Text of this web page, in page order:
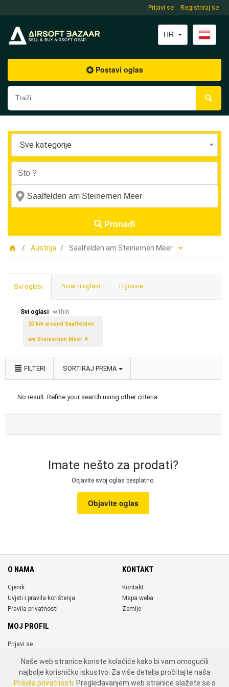
Prijavi se Registriraj se
HR
Postavi oglas
Sve kategorije
Pronađi
Austrija Saalfelden am Steinernen Meer
Svi oglasi Privatni oglasi Trgovine
Svi oglasi within
20 km around Saalfelden
am Steinernen Meer
FILTERI SORTIRAJ PREMA
No result. Refine your search using other criteria.
Imate nešto za prodati?
Objavite svoj oglas besplatno.
Objavite oglas
O NAMA
Cjenik
Uvjeti i pravila korištenja
Pravila privatnosti
KONTAKT
Kontakt
Mapa weba
Zemlje
MOJ PROFIL
Prijavi se
DRUŠTVENE MREŽE
Naše web stranice koriste kolačiće kako bi vam omogućili
najbolje korisničko iskustvo. Za više detalja pročitajte naša
Pravila privatnosti . Pregledavanjem web stranice slažete se s